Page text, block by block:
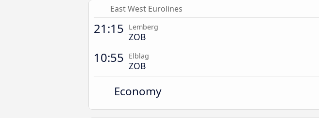
East West Eurolines
21:15 Lemberg
ZOB
10:55 Elblag
ZOB
Economy